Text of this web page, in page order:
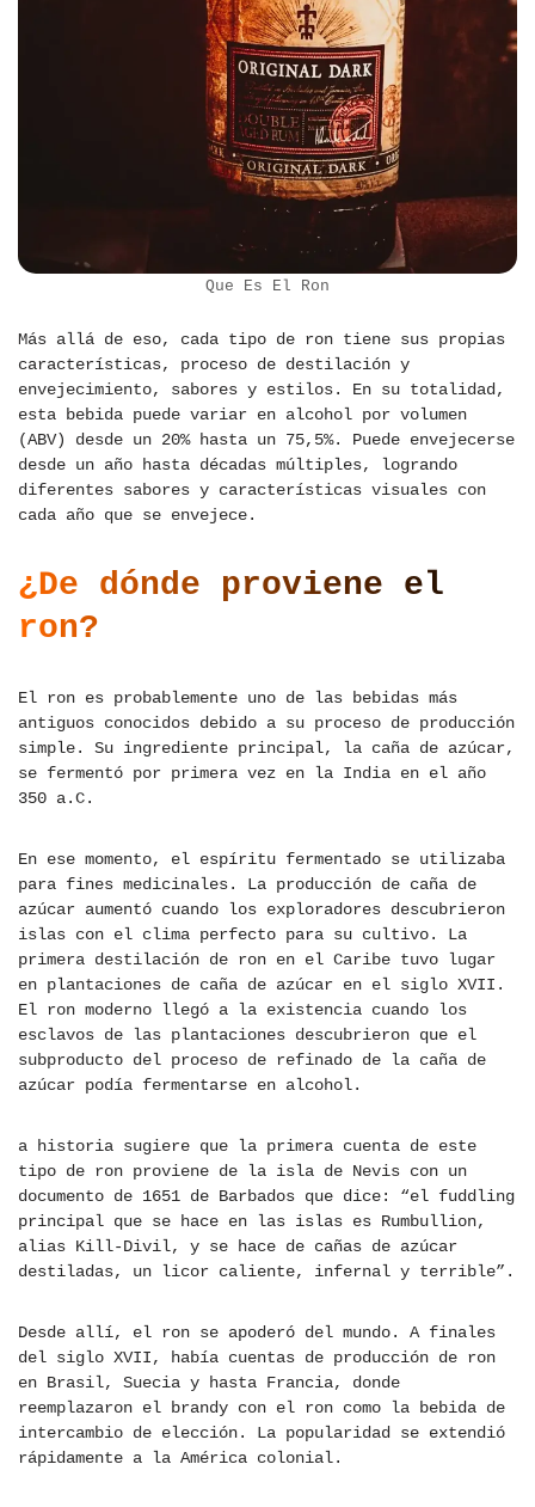
Que Es El Ron
Más allá de eso, cada tipo de ron tiene sus propias
características, proceso de destilación y
envejecimiento, sabores y estilos. En su totalidad,
esta bebida puede variar en alcohol por volumen
(ABV) desde un 20% hasta un 75,5%. Puede envejecerse
desde un año hasta décadas múltiples, logrando
diferentes sabores y características visuales con
cada año que se envejece.
¿De dónde proviene el
ron?
El ron es probablemente uno de las bebidas más
antiguos conocidos debido a su proceso de producción
simple. Su ingrediente principal, la caña de azúcar,
se fermentó por primera vez en la India en el año
350 a.C.
En ese momento, el espíritu fermentado se utilizaba
para fines medicinales. La producción de caña de
azúcar aumentó cuando los exploradores descubrieron
islas con el clima perfecto para su cultivo. La
primera destilación de ron en el Caribe tuvo lugar
en plantaciones de caña de azúcar en el siglo XVII.
El ron moderno llegó a la existencia cuando los
esclavos de las plantaciones descubrieron que el
subproducto del proceso de refinado de la caña de
azúcar podía fermentarse en alcohol.
a historia sugiere que la primera cuenta de este
tipo de ron proviene de la isla de Nevis con un
documento de 1651 de Barbados que dice: “el fuddling
principal que se hace en las islas es Rumbullion,
alias Kill-Divil, y se hace de cañas de azúcar
destiladas, un licor caliente, infernal y terrible”.
Desde allí, el ron se apoderó del mundo. A finales
del siglo XVII, había cuentas de producción de ron
en Brasil, Suecia y hasta Francia, donde
reemplazaron el brandy con el ron como la bebida de
intercambio de elección. La popularidad se extendió
rápidamente a la América colonial.